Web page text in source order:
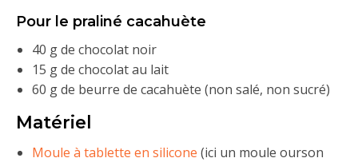
Pour le praliné cacahuète
40 g de chocolat noir
15 g de chocolat au lait
60 g de beurre de cacahuète (non salé, non sucré)
Matériel
Moule à tablette en silicone (ici un moule ourson